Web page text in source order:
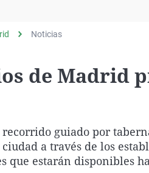
Noticias
de Madrid
guiado por
a través de los
que estarán disponibles